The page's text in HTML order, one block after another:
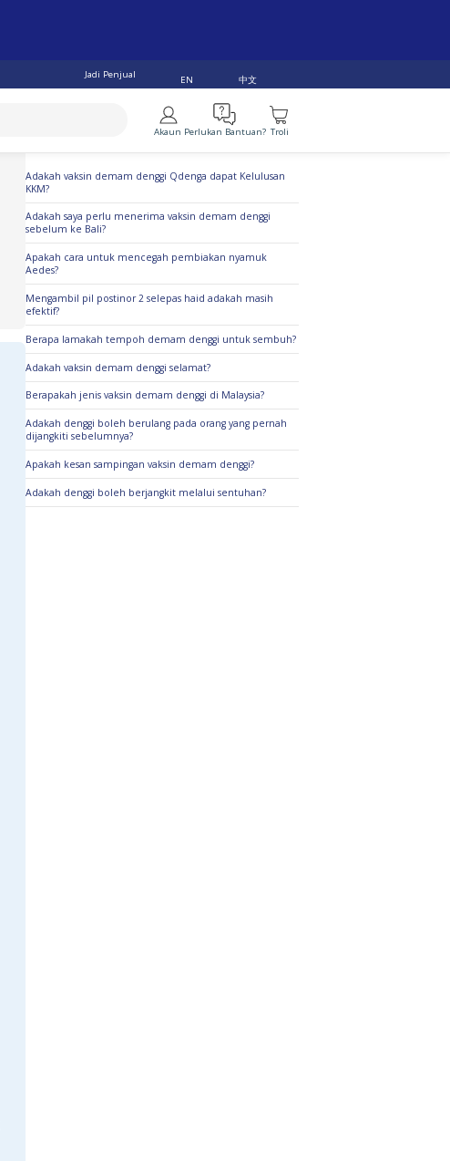
Jadi Penjual
EN 中文
Akaun Perlukan Bantuan? Troli
Adakah vaksin demam denggi Qdenga dapat Kelulusan
KKM?
Adakah saya perlu menerima vaksin demam denggi
sebelum ke Bali?
Apakah cara untuk mencegah pembiakan nyamuk
Aedes?
Mengambil pil postinor 2 selepas haid adakah masih
efektif?
Berapa lamakah tempoh demam denggi untuk sembuh?
Adakah vaksin demam denggi selamat?
Berapakah jenis vaksin demam denggi di Malaysia?
Adakah denggi boleh berulang pada orang yang pernah
dijangkiti sebelumnya?
Apakah kesan sampingan vaksin demam denggi?
Adakah denggi boleh berjangkit melalui sentuhan?